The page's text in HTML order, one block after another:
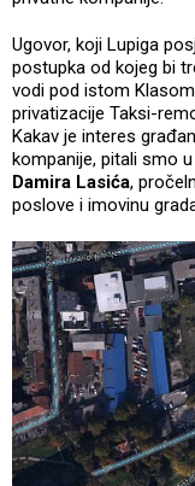
Ugovor, koji Lupiga
postupka od kojeg bi
vodi pod istom
privatizacije Taksi-
Kakav je interes
kompanije, pitali smo
Damira Lasića,
poslove i imovinu